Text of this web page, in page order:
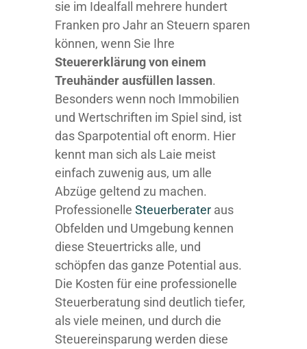
sie im Idealfall mehrere hundert
Franken pro Jahr an Steuern sparen
können, wenn Sie Ihre
Steuererklärung von einem
Treuhänder ausfüllen lassen.
Besonders wenn noch Immobilien
und Wertschriften im Spiel sind, ist
das Sparpotential oft enorm. Hier
kennt man sich als Laie meist
einfach zuwenig aus, um alle
Abzüge geltend zu machen.
Professionelle Steuerberater aus
Obfelden und Umgebung kennen
diese Steuertricks alle, und
schöpfen das ganze Potential aus.
Die Kosten für eine professionelle
Steuerberatung sind deutlich tiefer,
als viele meinen, und durch die
Steuereinsparung werden diese